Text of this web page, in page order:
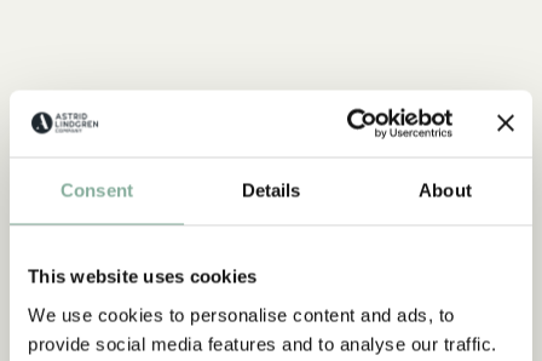
Consent Details About
This website uses cookies
We use cookies to personalise content and ads, to
provide social media features and to analyse our traffic.